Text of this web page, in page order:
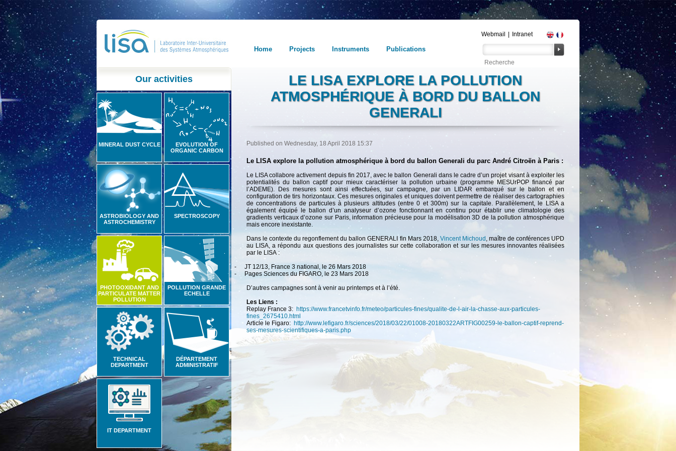
Home Projects Instruments Publications
Webmail Intranet
Our activities
MINERAL DUST CYCLE
EVOLUTION OF
ORGANIC CARBON
ASTROBIOLOGY AND
ASTROCHEMISTRY
SPECTROSCOPY
PHOTOOXIDANT AND
PARTICULATE MATTER
POLLUTION
POLLUTION GRANDE
ECHELLE
TECHNICAL
DEPARTMENT
DÉPARTEMENT
ADMINISTRATIF
IT DEPARTMENT
LE LISA EXPLORE LA POLLUTION
ATMOSPHÉRIQUE À BORD DU BALLON
GENERALI
Published on Wednesday, 18 April 2018 15:37
Le LISA explore la pollution atmosphérique à bord du ballon Generali du parc André Citroën à Paris :
Le LISA collabore activement depuis fin 2017, avec le ballon Generali dans le cadre d’un projet visant à exploiter les
potentialités du ballon captif pour mieux caractériser la pollution urbaine (programme MESUrPOP financé par
l’ADEME). Des mesures sont ainsi effectuées, sur campagne, par un LIDAR embarqué sur le ballon et en
configuration de tirs horizontaux. Ces mesures originales et uniques doivent permettre de réaliser des cartographies
de concentrations de particules à plusieurs altitudes (entre 0 et 300m) sur la capitale. Parallèlement, le LISA a
également équipé le ballon d’un analyseur d’ozone fonctionnant en continu pour établir une climatologie des
gradients verticaux d’ozone sur Paris, information précieuse pour la modélisation 3D de la pollution atmosphérique
mais encore inexistante.
Dans le contexte du regonflement du ballon GENERALI fin Mars 2018, Vincent Michoud , maître de conférences UPD
au LISA, a répondu aux questions des journalistes sur cette collaboration et sur les mesures innovantes réalisées
par le LISA :
-
JT 12/13, France 3 national, le 26 Mars 2018
-
Pages Sciences du FIGARO, le 23 Mars 2018
D’autres campagnes sont à venir au printemps et à l’été.
Les Liens :
Replay France 3: https://www.francetvinfo.fr/meteo/particules-fines/qualite-de-l-air-la-chasse-aux-particules-
fines_2675410.html
Article le Figaro: http://www.lefigaro.fr/sciences/2018/03/22/01008-20180322ARTFIG00259-le-ballon-captif-reprend-
ses-mesures-scientifiques-a-paris.php